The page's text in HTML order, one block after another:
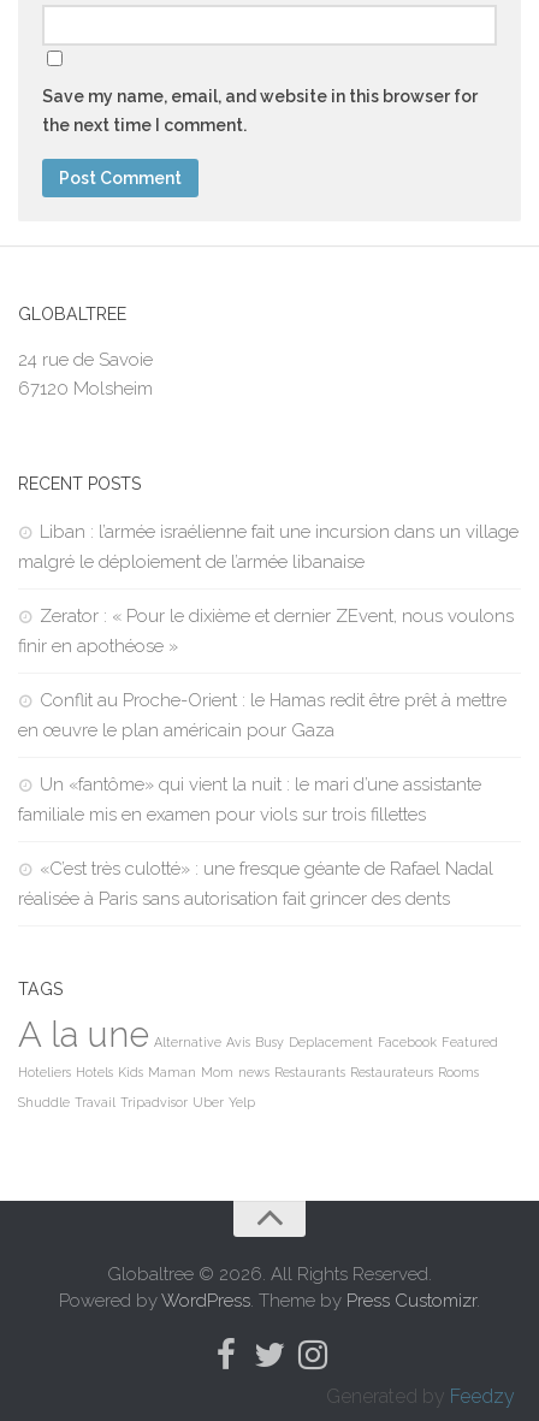
Save my name, email, and website in this browser for
the next time I comment.
GLOBALTREE
24 rue de Savoie
67120 Molsheim
RECENT POSTS
Liban : l’armée israélienne fait une incursion dans un village
malgré le déploiement de l’armée libanaise
Zerator : « Pour le dixième et dernier ZEvent, nous voulons
finir en apothéose »
Conflit au Proche-Orient : le Hamas redit être prêt à mettre
en œuvre le plan américain pour Gaza
Un «fantôme» qui vient la nuit : le mari d’une assistante
familiale mis en examen pour viols sur trois fillettes
«C’est très culotté» : une fresque géante de Rafael Nadal
réalisée à Paris sans autorisation fait grincer des dents
TAGS
A la une Alternative Avis Busy Deplacement Facebook Featured
Hoteliers Hotels Kids Maman Mom news Restaurants Restaurateurs Rooms
Shuddle Travail Tripadvisor Uber Yelp
Globaltree © 2026. All Rights Reserved.
Powered byWordPress. Theme by Press Customizr.
Generated by Feedzy